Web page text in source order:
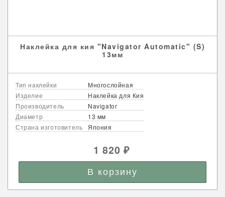
Наклейка для кия "Navigator Automatic" (S)
13мм
Тип наклейки
Многослойная
Изделие
Наклейка для Кия
Производитель
Navigator
Диаметр
13 мм
Страна изготовитель
Япония
1 820 ₽